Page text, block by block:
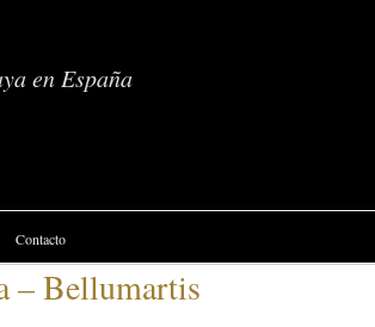
en España
Contacto
– Bellumartis